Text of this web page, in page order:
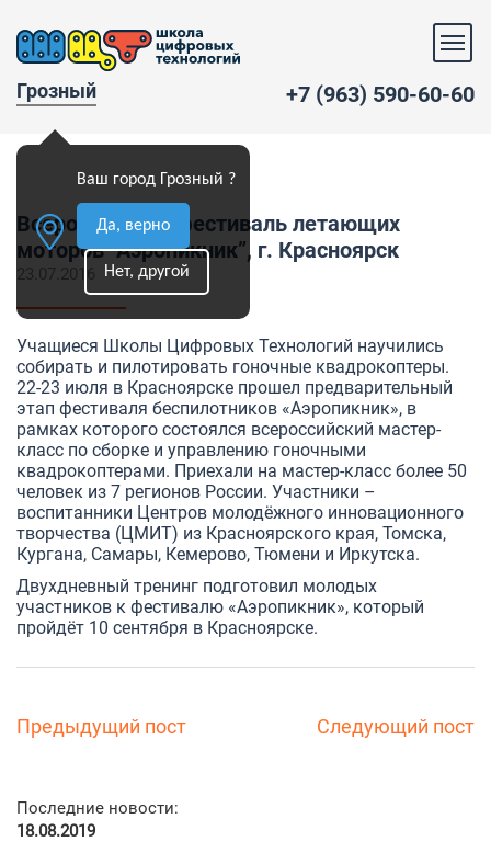
Грозный
Ваш город Грозный ?
Да, верно
Нет, другой
+7 (963) 590-60-60
Всероссийский фестиваль летающих
моторов “Аэропикник”, г. Красноярск
23.07.2016
Учащиеся Школы Цифровых Технологий научились
собирать и пилотировать гоночные квадрокоптеры.
22-23 июля в Красноярске прошел предварительный
этап фестиваля беспилотников «Аэропикник», в
рамках которого состоялся всероссийский мастер-
класс по сборке и управлению гоночными
квадрокоптерами. Приехали на мастер-класс более 50
человек из 7 регионов России. Участники –
воспитанники Центров молодёжного инновационного
творчества (ЦМИТ) из Красноярского края, Томска,
Кургана, Самары, Кемерово, Тюмени и Иркутска.
Двухдневный тренинг подготовил молодых
участников к фестивалю «Аэропикник», который
пройдёт 10 сентября в Красноярске.
Предыдущий пост Следующий пост
Последние новости:
18.08.2019